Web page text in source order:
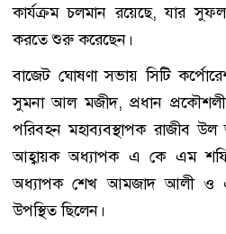
কার্যক্রম চলমান রয়েছে, যার
করতে শুরু করেছেন।
বাজেট ঘোষণা সভায় সিটি
সুমনা আল মজীদ, প্রধান
পরিবহন মহাব্যবস্থাপক রাজীব
আহ্বায়ক অধ্যাপক এ কে এম
অধ্যাপক শেখ আমজাদ আলী
উপস্থিত ছিলেন।